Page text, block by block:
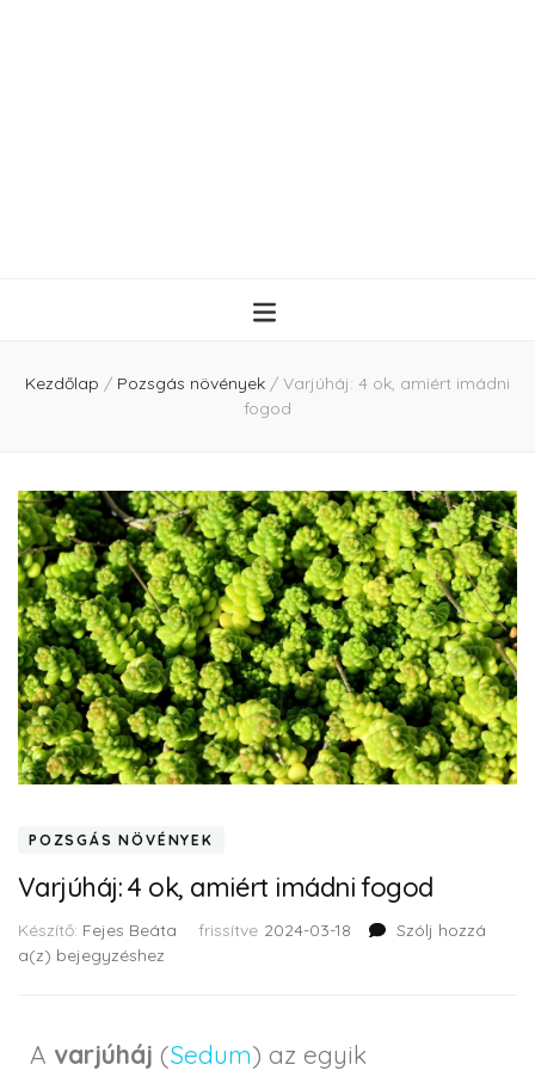
Kezdőlap / Pozsgás növények / Varjúháj: 4 ok, amiért imádni
fogod
POZSGÁS NÖVÉNYEK
Varjúháj: 4 ok, amiért imádni fogod
Készítő: Fejes Beáta frissítve 2024-03-18
Szólj hozzá
a(z) bejegyzéshez
A varjúháj (Sedum) az egyik